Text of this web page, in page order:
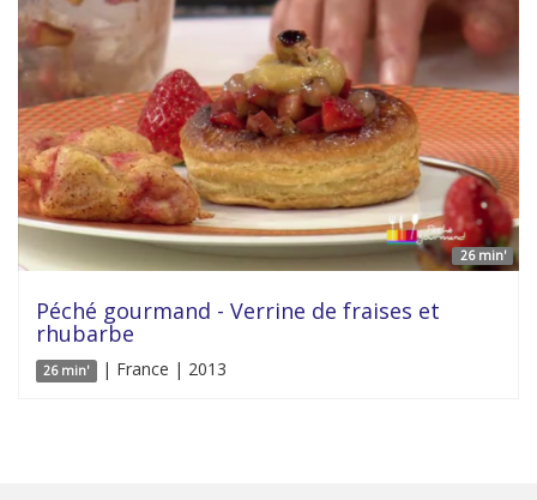
26 min'
Péché gourmand - Verrine de fraises et
rhubarbe
26 min' | France | 2013